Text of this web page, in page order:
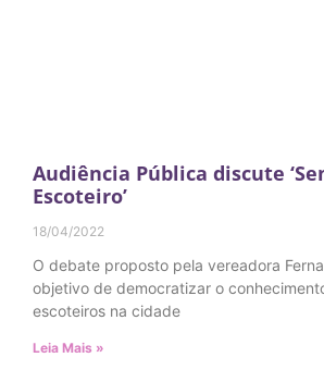
Audiência Pública discute
Escoteiro’
18/04/2022
O debate proposto pela vereadora
objetivo de democratizar o
escoteiros na cidade
Leia Mais »